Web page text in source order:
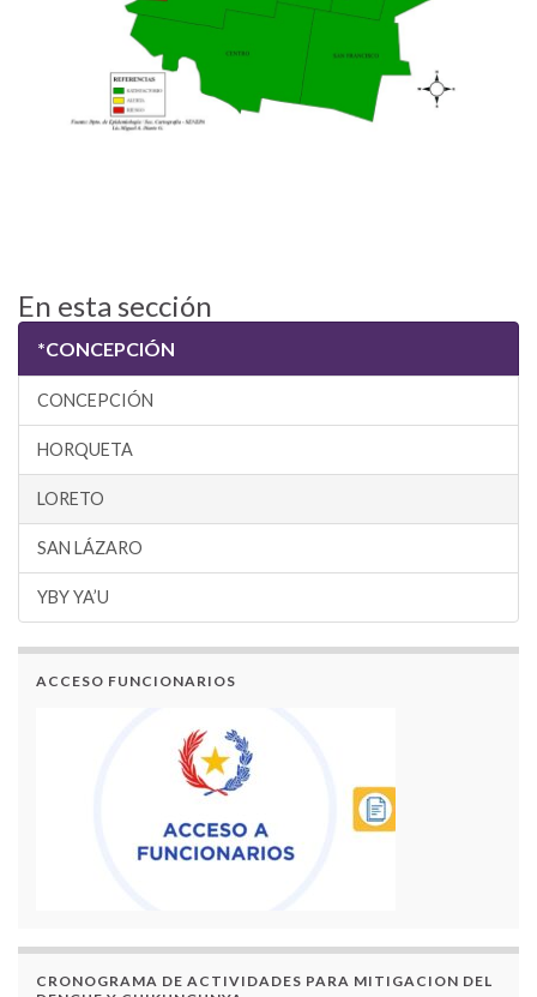
En esta sección
*CONCEPCIÓN
CONCEPCIÓN
HORQUETA
LORETO
SAN LÁZARO
YBY YA’U
ACCESO FUNCIONARIOS
CRONOGRAMA DE ACTIVIDADES PARA MITIGACION DEL